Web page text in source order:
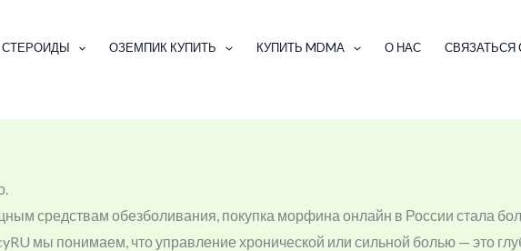
СТЕРОИДЫ ОЗЕМПИК КУПИТЬ КУПИТЬ MDMA О НАС
СВЯЗАТЬСЯ
средствам обезболивания, покупка морфина онлайн в России стала
мы понимаем, что управление хронической или сильной болью — это